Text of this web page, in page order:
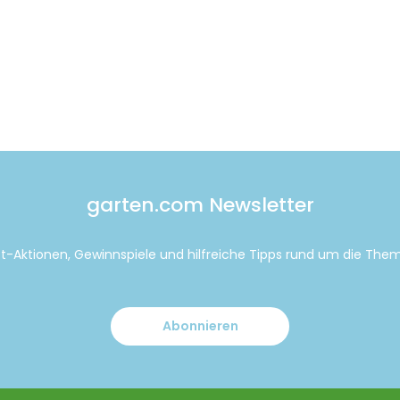
garten.com Newsletter
Gewinnspiele und hilfreiche Tipps rund um die
Abonnieren